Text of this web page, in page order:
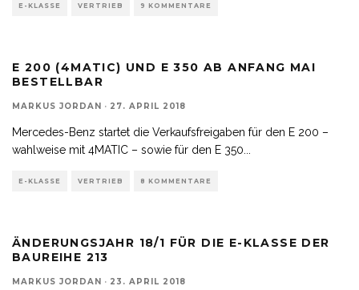
E-KLASSE VERTRIEB 9 KOMMENTARE
E 200 (4MATIC) UND E 350 AB ANFANG MAI
BESTELLBAR
MARKUS JORDAN · 27. APRIL 2018
Mercedes-Benz startet die Verkaufsfreigaben für den E 200 –
wahlweise mit 4MATIC – sowie für den E 350
E-KLASSE VERTRIEB 8 KOMMENTARE
ÄNDERUNGSJAHR 18/1 FÜR DIE E-KLASSE DER
BAUREIHE 213
MARKUS JORDAN · 23. APRIL 2018